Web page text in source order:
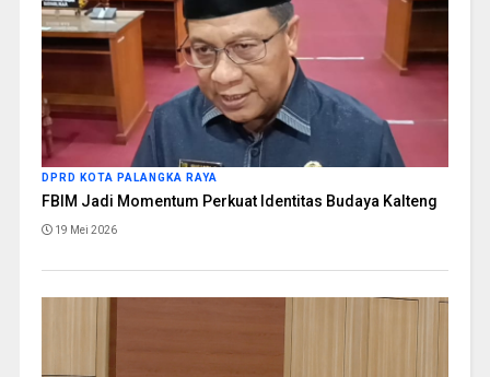
DPRD KOTA PALANGKA RAYA
FBIM Jadi Momentum Perkuat Identitas Budaya Kalteng
19 Mei 2026